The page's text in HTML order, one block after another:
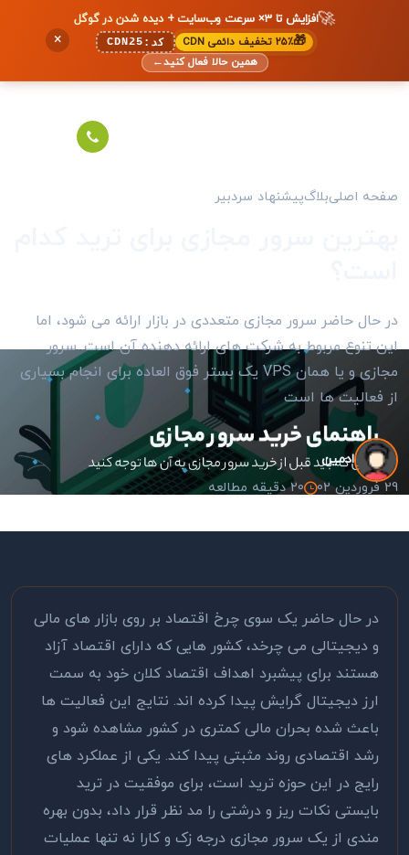
🚀افزایش تا ۳× سرعت وب‌سایت + دیده شدن در گوگل
🎁۲۵٪ تخفیف دائمی CDN کد: CDN25
همین حالا فعال کنید←
×
صفحه اصلیبلاگپیشنهاد سردبیر
در حال حاضر سرور مجازی متعددی در بازار ارائه می شود، اما
این تنوع مربوط به شرکت های ارائه دهنده آن است. سرور
مجازی و یا همان VPS یک بستر فوق العاده برای انجام بسیاری
از فعالیت ها است
ادمین
29 فروردین 02 20 دقیقه مطالعه
در حال حاضر یک سوی چرخ اقتصاد بر روی بازار های مالی
و دیجیتالی می چرخد، کشور هایی که دارای اقتصاد آزاد
هستند برای پیشبرد اهداف اقتصاد کلان خود به سمت
ارز دیجیتال گرایش پیدا کرده اند. نتایج این فعالیت‌ ها
باعث شده بحران مالی کمتری در کشور مشاهده شود و
رشد اقتصادی روند مثبتی پیدا کند. یکی از عملکرد های
رایج در این حوزه ترید است، برای موفقیت در ترید
بایستی نکات ریز و درشتی را مد نظر قرار داد، بدون بهره
مندی از یک سرور مجازی درجه زک و کارا نه تنها عملیات